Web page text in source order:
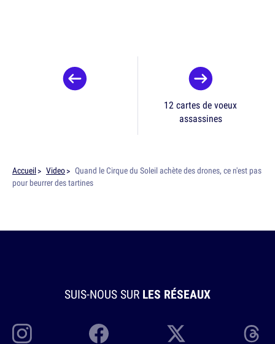
12 cartes de voeux
assassines
Accueil Video
Quand le Cirque du Soleil achète des drones, ce n'est pas
pour beurrer des tartines
SUIS-NOUS SUR LES RÉSEAUX